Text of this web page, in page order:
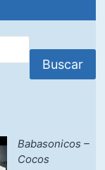
Buscar
Babasonicos –
Cocos